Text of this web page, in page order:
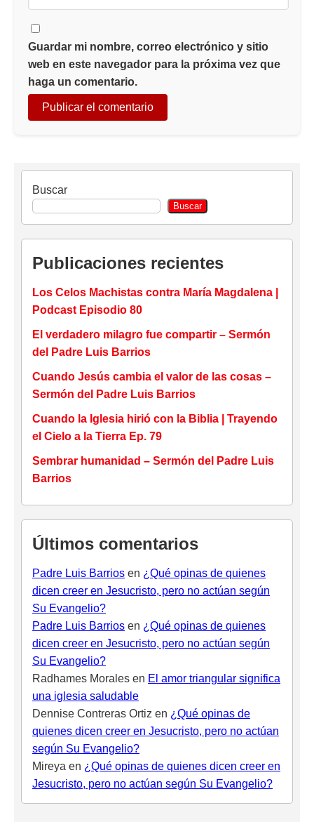
Guardar mi nombre, correo electrónico y sitio
web en este navegador para la próxima vez que
haga un comentario.
Buscar
Buscar
Publicaciones recientes
Los Celos Machistas contra María Magdalena |
Podcast Episodio 80
El verdadero milagro fue compartir – Sermón
del Padre Luis Barrios
Cuando Jesús cambia el valor de las cosas –
Sermón del Padre Luis Barrios
Cuando la Iglesia hirió con la Biblia | Trayendo
el Cielo a la Tierra Ep. 79
Sembrar humanidad – Sermón del Padre Luis
Barrios
Últimos comentarios
Padre Luis Barrios en ¿Qué opinas de quienes
dicen creer en Jesucristo, pero no actúan según
Su Evangelio?
Padre Luis Barrios en ¿Qué opinas de quienes
dicen creer en Jesucristo, pero no actúan según
Su Evangelio?
Radhames Morales en El amor triangular significa
una iglesia saludable
Dennise Contreras Ortiz en ¿Qué opinas de
quienes dicen creer en Jesucristo, pero no actúan
según Su Evangelio?
Mireya en ¿Qué opinas de quienes dicen creer en
Jesucristo, pero no actúan según Su Evangelio?